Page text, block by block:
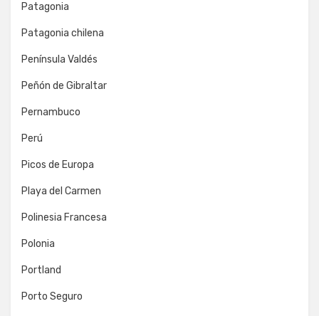
Patagonia
Patagonia chilena
Península Valdés
Peñón de Gibraltar
Pernambuco
Perú
Picos de Europa
Playa del Carmen
Polinesia Francesa
Polonia
Portland
Porto Seguro